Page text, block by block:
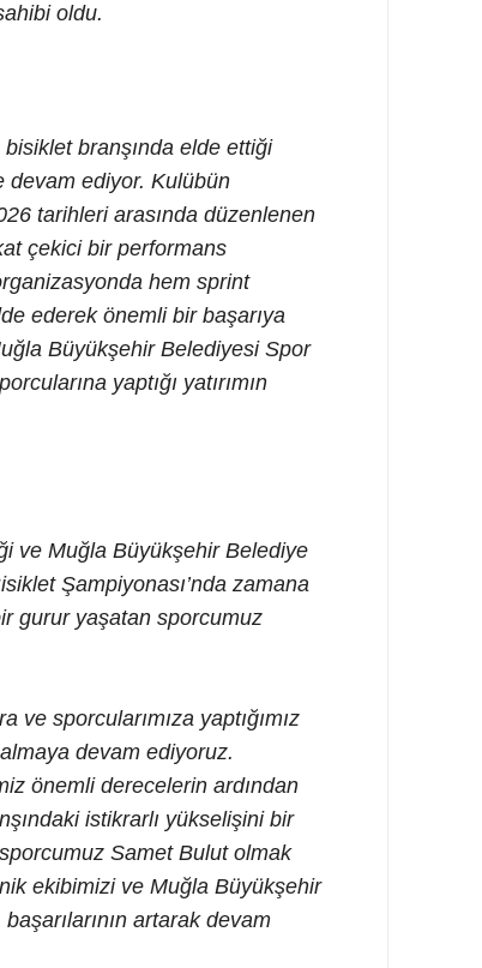
oldu.
branşında elde ettiği
devam ediyor. Kulübün
tarihleri arasında düzenlenen
çekici bir performans
hem sprint
ederek önemli bir başarıya
Büyükşehir Belediyesi Spor
yaptığı yatırımın
ve Muğla Büyükşehir Belediye
Şampiyonası’nda zamana
gurur yaşatan sporcumuz
sporcularımıza yaptığımız
devam ediyoruz.
önemli derecelerin ardından
istikrarlı yükselişini bir
Samet Bulut olmak
ekibimizi ve Muğla Büyükşehir
artarak devam